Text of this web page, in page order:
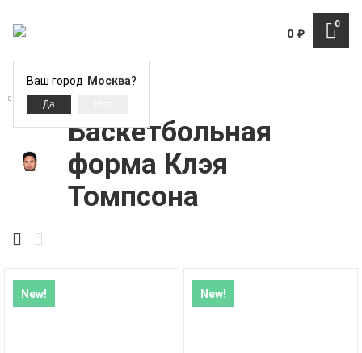
0
0 ₽
Ваш город Москва?
Современные игроки NBA
Баскетбольная
форма Клэя
Томпсона
New! New!